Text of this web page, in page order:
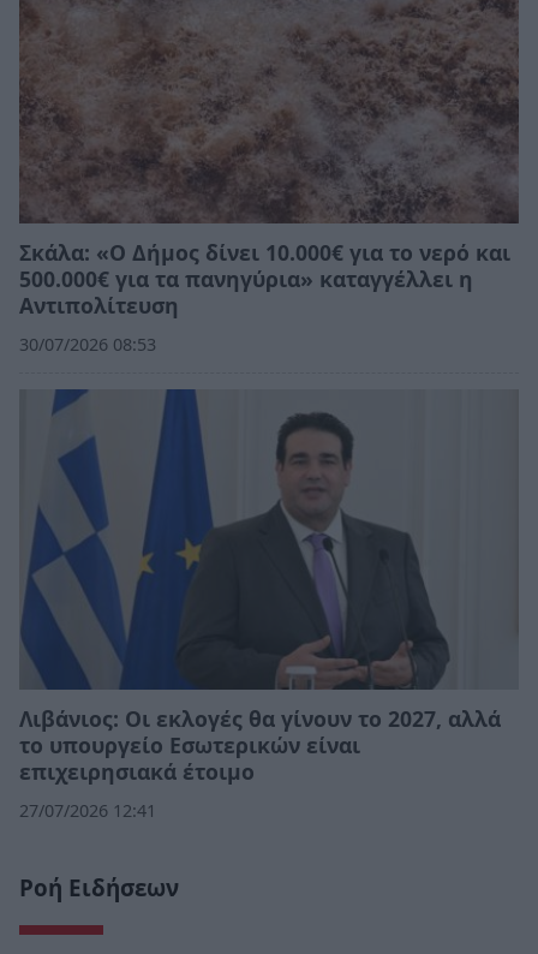
Σκάλα: «Ο Δήμος δίνει 10.000€ για το νερό και
500.000€ για τα πανηγύρια» καταγγέλλει η
Αντιπολίτευση
30/07/2026 08:53
Λιβάνιος: Οι εκλογές θα γίνουν το 2027, αλλά
το υπουργείο Εσωτερικών είναι
επιχειρησιακά έτοιμο
27/07/2026 12:41
Ροή Ειδήσεων